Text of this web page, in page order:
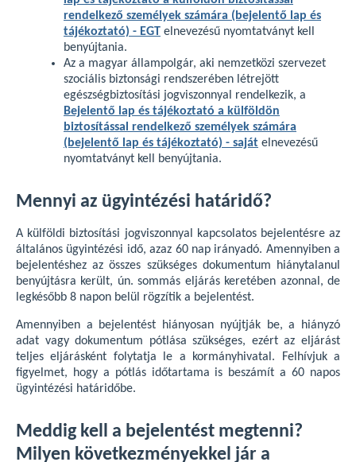
rendelkező személyek számára (bejelentő lap és
tájékoztató) - EGT elnevezésű nyomtatványt kell
benyújtania.
Az a magyar állampolgár, aki nemzetközi szervezet
szociális biztonsági rendszerében létrejött
egészségbiztosítási jogviszonnyal rendelkezik, a
Bejelentő lap és tájékoztató a külföldön
biztosítással rendelkező személyek számára
(bejelentő lap és tájékoztató) - saját elnevezésű
nyomtatványt kell benyújtania.
Mennyi az ügyintézési határidő?
A külföldi biztosítási jogviszonnyal kapcsolatos bejelentésre az
általános ügyintézési idő, azaz 60 nap irányadó. Amennyiben a
bejelentéshez az összes szükséges dokumentum hiánytalanul
benyújtásra került, ún. sommás eljárás keretében azonnal, de
legkésőbb 8 napon belül rögzítik a bejelentést.
Amennyiben a bejelentést hiányosan nyújtják be, a hiányzó
adat vagy dokumentum pótlása szükséges, ezért az eljárást
teljes eljárásként folytatja le a kormányhivatal. Felhívjuk a
figyelmet, hogy a pótlás időtartama is beszámít a 60 napos
ügyintézési határidőbe.
Meddig kell a bejelentést megtenni?
Milyen következményekkel jár a